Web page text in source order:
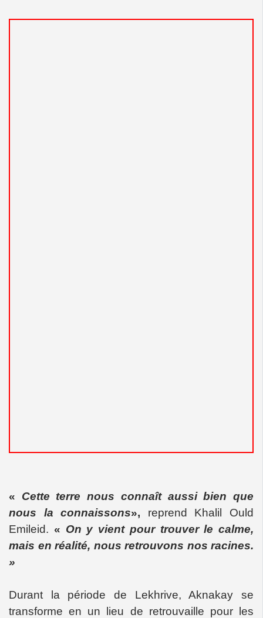
« Cette terre nous connaît aussi bien que
nous la connaissons», reprend Khalil Ould
Emileid. « On y vient pour trouver le calme,
mais en réalité, nous retrouvons nos racines.
»
Durant la période de Lekhrive, Aknakay se
transforme en un lieu de retrouvaille pour les